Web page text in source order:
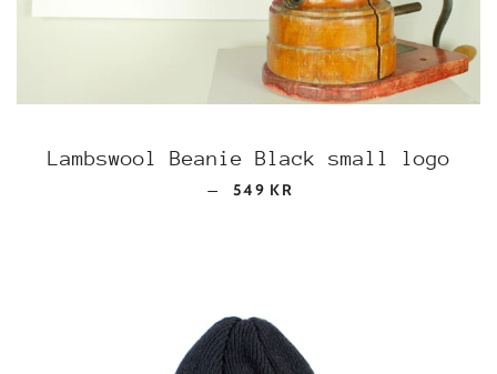
Lambswool Beanie Black small logo
— REGULAR PRICE
549 KR